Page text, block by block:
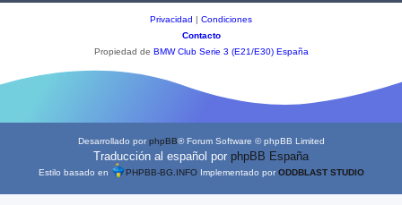
Privacidad | Condiciones
Contacto
Propiedad de BMW Club Serie 3 (E21/E30) España
Desarrollado porphpBB® Forum Software © phpBB Limited
Traducción al español por phpBB España
Estilo basado en PHPBB-BG.INFOImplementado porODDBLAST STUDIO